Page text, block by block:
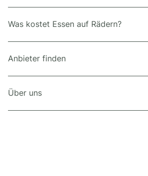
Was kostet Essen auf Rädern?
Anbieter finden
Über uns